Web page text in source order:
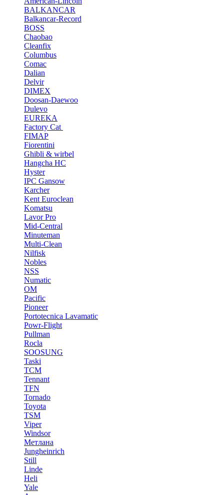
BALKANCAR
Balkancar-Record
BOSS
Chaobao
Cleanfix
Columbus
Comac
Dalian
Delvir
DIMEX
Doosan-Daewoo
Dulevo
EUREKA
Factory Cat
FIMAP
Fiorentini
Ghibli & wirbel
Hangcha HC
Hyster
IPC Gansow
Karcher
Kent Euroclean
Komatsu
Lavor Pro
Mid-Central
Minuteman
Multi-Clean
Nilfisk
Nobles
NSS
Numatic
OM
Pacific
Pioneer
Portotecnica Lavamatic
Powr-Flight
Pullman
Rocla
SOOSUNG
Taski
TCM
Tennant
TFN
Tornado
Toyota
TSM
Viper
Windsor
Метлана
Jungheinrich
Still
Linde
Heli
Yale